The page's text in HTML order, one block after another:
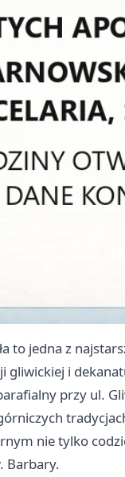
to jedna z
gliwickiej i
przy ul.
nie tylko
Barbary.